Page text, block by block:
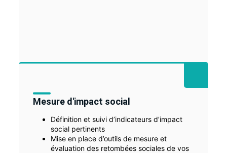
Mesure d'impact social
Définition et suivi d’indicateurs d’impact
social pertinents
Mise en place d’outils de mesure et
évaluation des retombées sociales de vos